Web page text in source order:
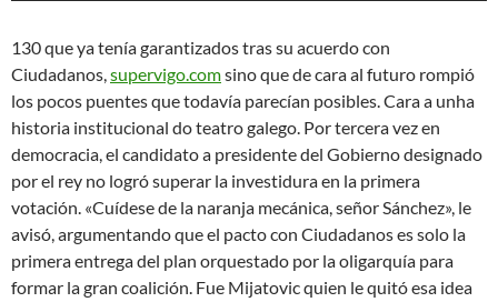
130 que ya tenía garantizados tras su acuerdo con
Ciudadanos,supervigo.comsino que de cara al futuro rompió
los pocos puentes que todavía parecían posibles. Cara a unha
historia institucional do teatro galego. Por tercera vez en
democracia, el candidato a presidente del Gobierno designado
por el rey no logró superar la investidura en la primera
votación. «Cuídese de la naranja mecánica, señor Sánchez», le
avisó, argumentando que el pacto con Ciudadanos es solo la
primera entrega del plan orquestado por la oligarquía para
formar la gran coalición. Fue Mijatovic quien le quitó esa idea